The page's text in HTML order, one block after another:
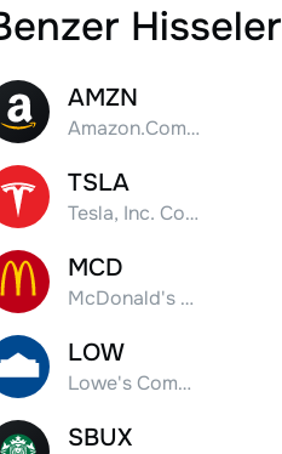
Hisseler
AMZN
Amazon.Com Inc
TSLA
Tesla, Inc. Common Stock
MCD
McDonald's Corporation
LOW
Lowe's Companies Inc.
SBUX